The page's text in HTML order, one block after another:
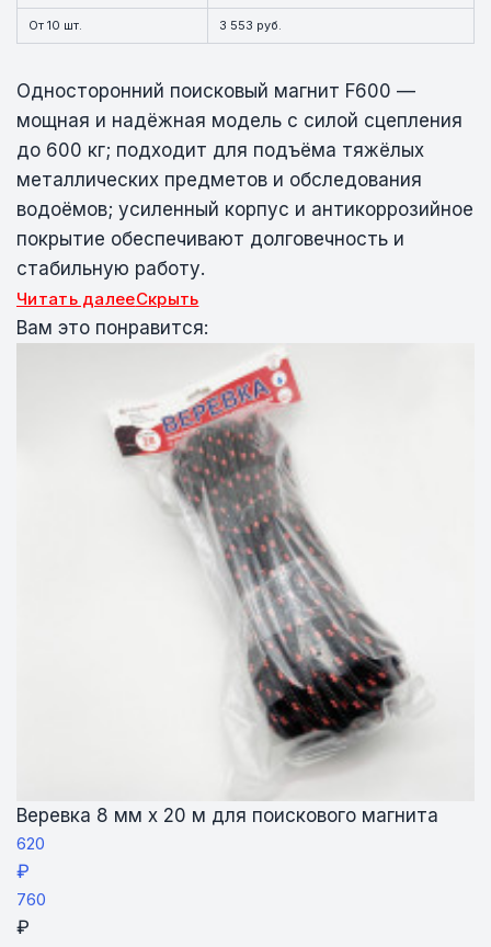
От 10 шт. 3 553 руб.
Односторонний поисковый магнит F600 —
мощная и надёжная модель с силой сцепления
до 600 кг; подходит для подъёма тяжёлых
металлических предметов и обследования
водоёмов; усиленный корпус и антикоррозийное
покрытие обеспечивают долговечность и
стабильную работу.
Читать далееСкрыть
Вам это понравится:
Веревка 8 мм х 20 м для поискового магнита
620
₽
760
₽